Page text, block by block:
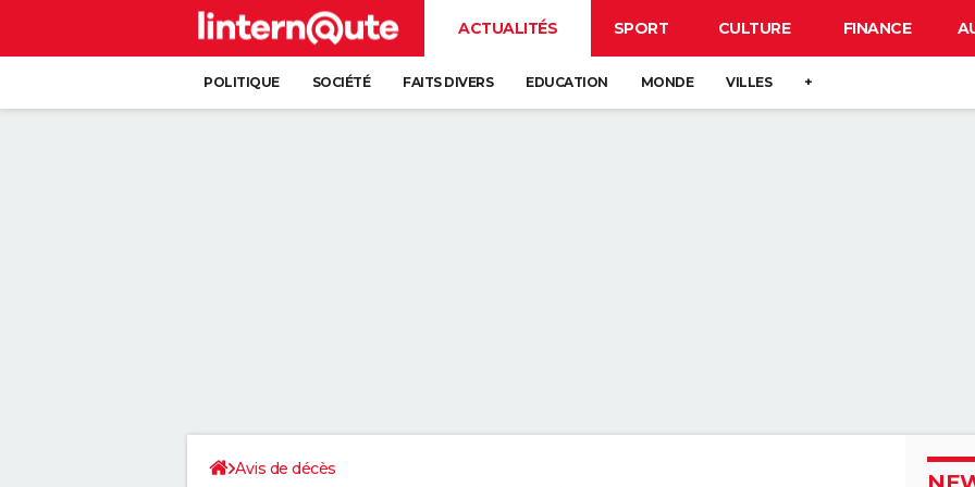
ACTUALITÉS SPORT CULTURE FINANCE
POLITIQUE SOCIÉTÉ FAITS DIVERS EDUCATION MONDE VILLES +
Avis de décès